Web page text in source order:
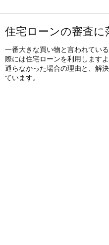
住宅ローンの審査に
一番大きな買い物と言われてい
際には住宅ローンを利用します
通らなかった場合の理由と、解
ています。